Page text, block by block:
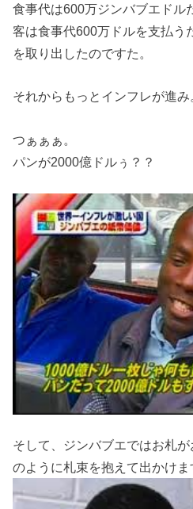
食事代は600万ジンバブエドル
客は食事代600万ドルを支払う
を取り出したのですた。
それからもっとインフレが進み
つぁぁぁ。
パンが2000億ドルぅ？？
そして、ジンバブエではお札
のように札束を抱えて出かけま